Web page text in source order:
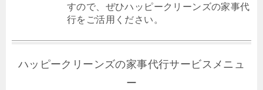
すので、ぜひハッピークリーンズの家事代
行をご活用ください。
ハッピークリーンズの家事代行サービスメニュ
ー